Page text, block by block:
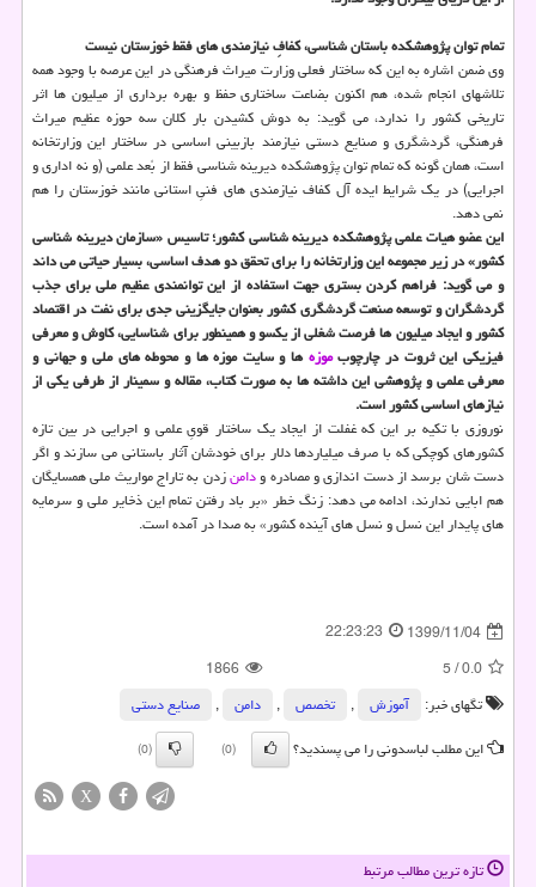
تمام توان پژوهشکده باستان شناسی، کفافِ نیازمندی های فقط خوزستان نیست
وی ضمن اشاره به این که ساختار فعلی وزارت میراث فرهنگی در این عرصه با وجود همه
تلاشهای انجام شده، هم اکنون بضاعت ساختاری حفظ و بهره برداری از میلیون ها اثر
تاریخی کشور را ندارد، می گوید: به دوش کشیدن بار کلان سه حوزه عظیم میراث
فرهنگی، گردشگری و صنایع دستی نیازمند بازبینی اساسی در ساختار این وزارتخانه
است، همان گونه که تمام توان پژوهشکده دیرینه شناسی فقط از بُعد علمی (و نه اداری و
اجرایی) در یک شرایط ایده آل کفاف نیازمندی های فنیِ استانی مانند خوزستان را هم
نمی دهد.
این عضو هیات علمی پژوهشکده دیرینه شناسی کشور؛ تاسیس «سازمان دیرینه شناسی
کشور» در زیر مجموعه این وزارتخانه را برای تحقق دو هدف اساسی، بسیار حیاتی می داند
و می گوید: فراهم کردن بستری جهت استفاده از این توانمندی عظیم ملی برای جذب
گردشگران و توسعه صنعت گردشگری کشور بعنوان جایگزینی جدی برای نفت در اقتصاد
کشور و ایجاد میلیون ها فرصت شغلی از یکسو و همینطور برای شناسایی، کاوش و معرفی
فیزیکی این ثروت در چارچوبموزهها و سایت موزه ها و محوطه های ملی و جهانی و
معرفی علمی و پژوهشی این داشته ها به صورت کتاب، مقاله و سمینار از طرفی یکی از
نیازهای اساسی کشور است.
نوروزی با تکیه بر این که غفلت از ایجاد یک ساختار قویِ علمی و اجرایی در بین تازه
کشورهای کوچکی که با صرف میلیاردها دلار برای خودشان آثار باستانی می سازند و اگر
دست شان برسد از دست اندازی و مصادره ودامنزدن به تاراج مواریث ملی همسایگان
هم ابایی ندارند، ادامه می دهد: زنگ خطر «بر باد رفتن تمام این ذخایر ملی و سرمایه
های پایدار این نسل و نسل های آینده کشور» به صدا در آمده است.
1399/11/04
22:23:23
0.0
/
5
1866
تگهای خبر:
آموزش , تخصص , دامن ,
صنایع دستی
این مطلب لباسدونی را می پسندید؟
(0)
(0)
X
تازه ترین مطالب مرتبط